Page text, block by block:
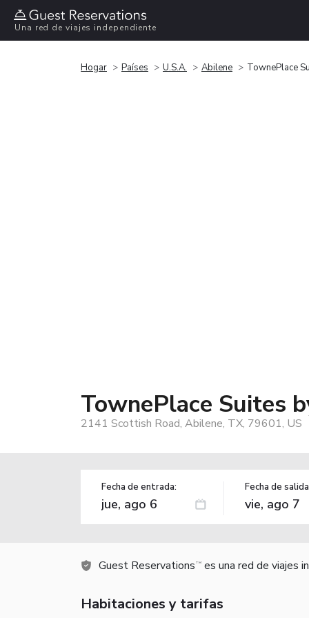
Una red de viajes independiente
Hogar Países U.S.A. Abilene TownePlace
TownePlace Suites
2141 Scottish Road, Abilene, TX, 79601, US
Fecha de entrada: Fecha de
Guest Reservations TM es una red de viajes
Habitaciones y tarifas